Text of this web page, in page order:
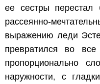
ее сестры
рассеянно-
выражению леди
превратился во
пропорционально
наружности, с